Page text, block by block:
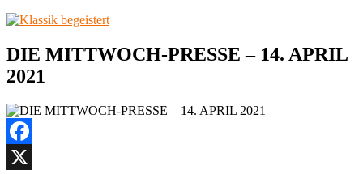
DIE MITTWOCH-PRESSE – 14. APRIL
2021
Facebook